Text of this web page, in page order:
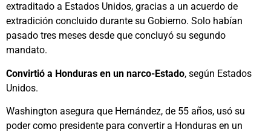
extraditado a Estados Unidos, gracias a un acuerdo de
extradición concluido durante su Gobierno. Solo habían
pasado tres meses desde que concluyó su segundo
mandato.
Convirtió a Honduras en un narco-Estado, según Estados
Unidos.
Washington asegura que Hernández, de 55 años, usó su
poder como presidente para convertir a Honduras en un